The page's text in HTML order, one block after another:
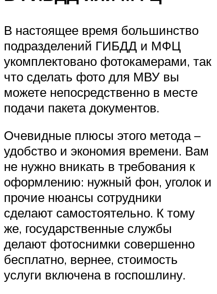
В настоящее время большинство
подразделений ГИБДД и МФЦ
укомплектовано фотокамерами, так
что сделать фото для МВУ вы
можете непосредственно в месте
подачи пакета документов.
Очевидные плюсы этого метода –
удобство и экономия времени. Вам
не нужно вникать в требования к
оформлению: нужный фон, уголок и
прочие нюансы сотрудники
сделают самостоятельно. К тому
же, государственные службы
делают фотоснимки совершенно
бесплатно, вернее, стоимость
услуги включена в госпошлину.